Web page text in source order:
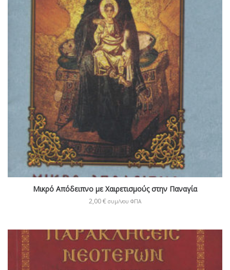
Μικρό Απόδειπνο με Χαιρετισμούς στην Παναγία
2,00€ συμ/νου ΦΠΑ